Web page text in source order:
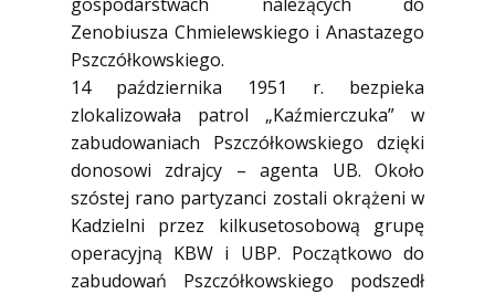
Zenobiusza Chmielewskiego i Anastazego
Pszczółkowskiego.
14 października 1951 r. bezpieka
zlokalizowała patrol „Kaźmierczuka” w
zabudowaniach Pszczółkowskiego dzięki
donosowi zdrajcy – agenta UB. Około
szóstej rano partyzanci zostali okrążeni w
Kadzielni przez kilkusetosobową grupę
operacyjną KBW i UBP. Początkowo do
zabudowań Pszczółkowskiego podszedł